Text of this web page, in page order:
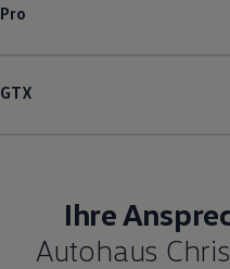
Pro
GTX
Ihre
Autohaus